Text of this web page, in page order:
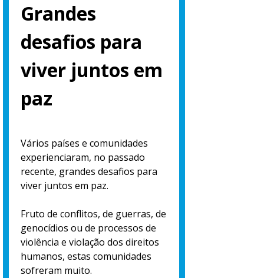
Grandes
desafios para
viver juntos em
paz
Vários países e comunidades
experienciaram, no passado
recente, grandes desafios para
viver juntos em paz.
Fruto de conflitos, de guerras, de
genocídios ou de processos de
violência e violação dos direitos
humanos, estas comunidades
sofreram muito.